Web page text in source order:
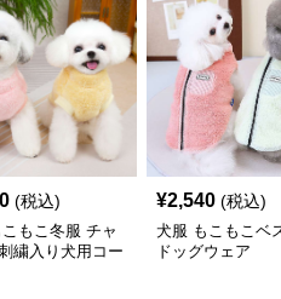
(税込)
もこ冬服 チャ
繍入り犬用コー
¥2,540 (税込)
犬服 もこもこベ
ドッグウェア